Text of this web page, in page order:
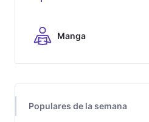
Manga
Populares de la semana